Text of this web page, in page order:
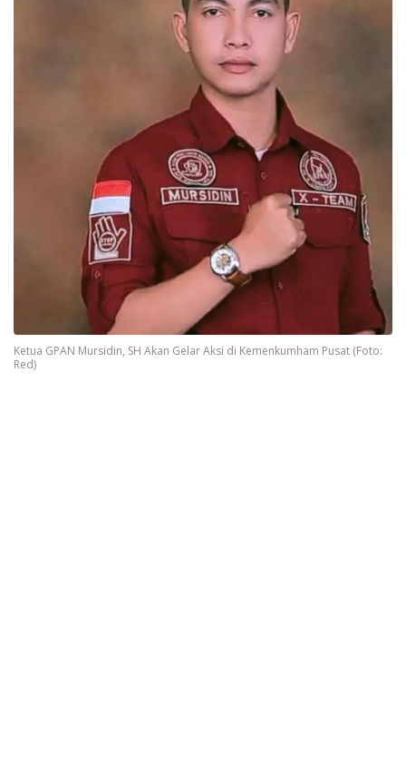
Ketua GPAN Mursidin, SH Akan Gelar Aksi di Kemenkumham Pusat (Foto:
Red)